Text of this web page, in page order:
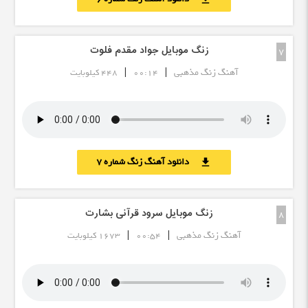
7 زنگ موبایل جواد مقدم فلوت
آهنگ زنگ مذهبی |
00:14
| 448 کیلوبایت
download دانلود آهنگ زنگ شماره 7
8 زنگ موبایل سرود قرآنی بشارت
آهنگ زنگ مذهبی |
00:54
| 1673 کیلوبایت